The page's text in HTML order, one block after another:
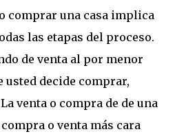
comprar una casa implica
las etapas del proceso.
de venta al por menor
usted decide comprar,
venta o compra de de una
o venta más cara